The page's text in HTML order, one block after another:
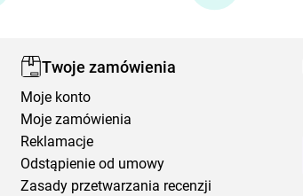
Twoje zamówienia
Moje konto
Moje zamówienia
Reklamacje
Odstąpienie od umowy
Zasady przetwarzania recenzji